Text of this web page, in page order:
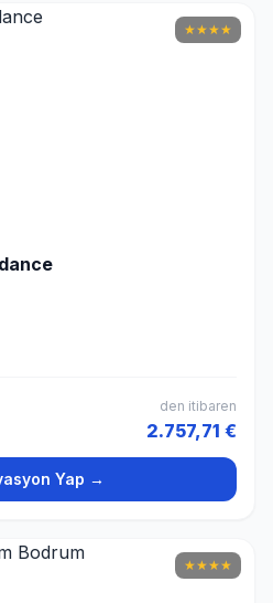
★★★★
den itibaren
2.757,71 €
Yap →
★★★★